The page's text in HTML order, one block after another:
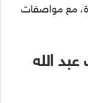
مع مواصفات
الله